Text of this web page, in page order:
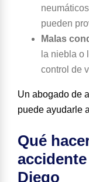
pueden
Malas
la niebla o
control de
Un abogado de
puede ayudarle
Qué
Diego